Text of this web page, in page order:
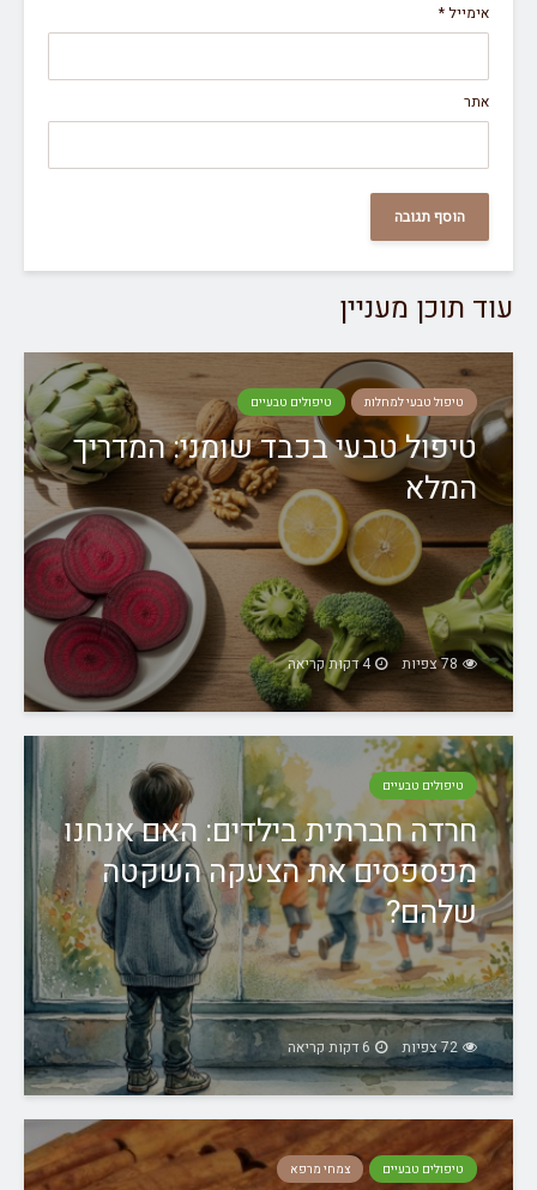
אימייל*
אתר
עוד תוכן מעניין
טיפול טבעי למחלות טיפולים טבעיים
טיפול טבעי בכבד שומני: המדריך
המלא
78 צפיות 4 דקות קריאה
טיפולים טבעיים
חרדה חברתית בילדים: האם אנחנו
מפספסים את הצעקה השקטה
שלהם?
72 צפיות 6 דקות קריאה
טיפולים טבעיים צמחי מרפא